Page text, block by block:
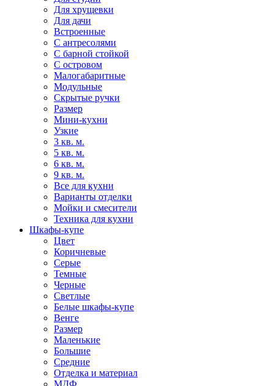
Для хрущевки
Для дачи
Встроенные
С антресолями
С барной стойкой
С островом
Малогабаритные
Модульные
Скрытые ручки
Размер
Мини-кухни
Узкие
3 кв. м.
5 кв. м.
6 кв. м.
9 кв. м.
Все для кухни
Варианты отделки
Мойки и смесители
Техника для кухни
Шкафы-купе
Цвет
Коричневые
Серые
Темные
Черные
Светлые
Белые шкафы-купе
Венге
Размер
Маленькие
Большие
Средние
Отделка и материал
МДФ